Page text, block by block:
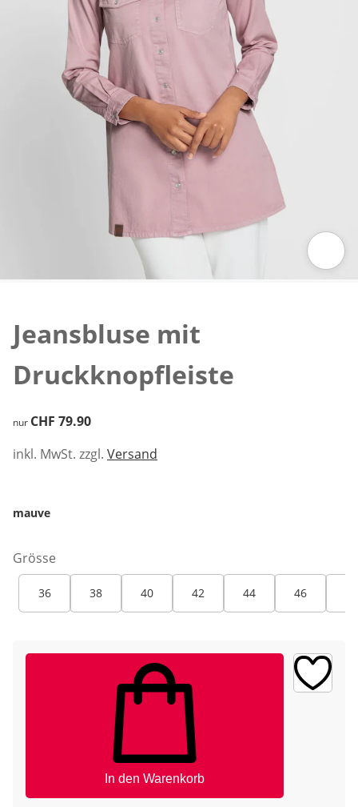
Jeansbluse mit
Druckknopfleiste
CHF 79.90
nur CHF 79.90
inkl. MwSt. zzgl. Versand
mauve
Grösse
36 38 40 42 44 46
In den Warenkorb